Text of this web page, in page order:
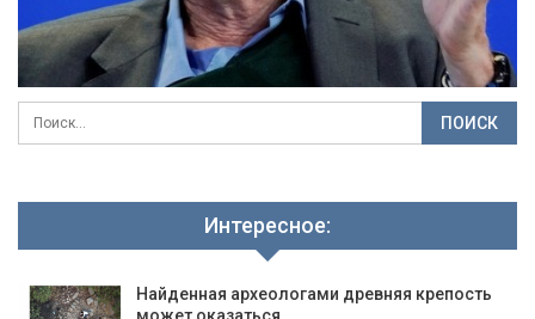
Интересное:
Найденная археологами древняя крепость